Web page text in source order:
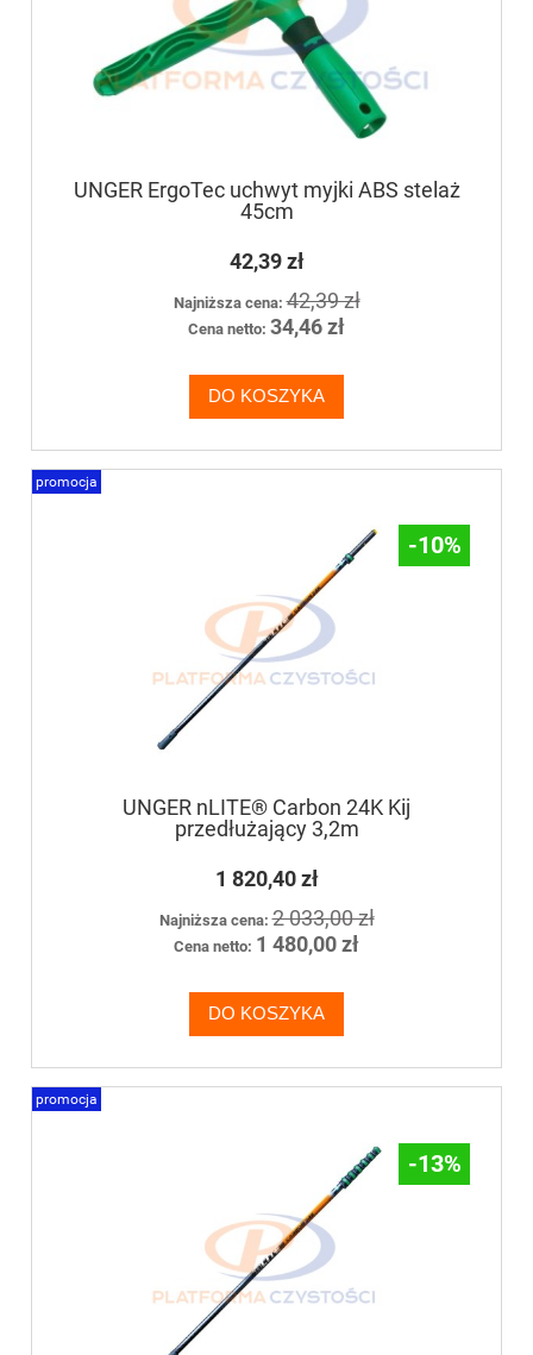
UNGER ErgoTec uchwyt myjki ABS stelaż
45cm
42,39 zł
Najniższa cena:42,39 zł
Cena netto: 34,46 zł
DO KOSZYKA
-10%
UNGER nLITE® Carbon 24K Kij
przedłużający 3,2m
1 820,40 zł
Najniższa cena:2 033,00 zł
Cena netto: 1 480,00 zł
DO KOSZYKA
promocja
-13%
promocja